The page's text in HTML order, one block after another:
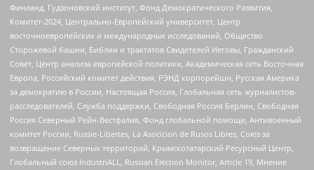
Финланд, Гудзоновский институт, Фонд Демократического Развития,
Комитет-2024, Центрально-Европейский университет, Центр
восточноевропейских и международных исследований, Общество
Сторожевой башни, Библии и трактатов Свидетелей Иеговы, Гражданский
Совет, Центр анализа европейской политики, Академическая сеть Восточная
Европа, Российский комитет действия, РЭНД корпорейшн, Русская Америка
за демократию в России, Настоящая Россия, Глобальная сеть журналистов-
расследователей, Служба поддержки, Свободная Россия Берлин, Свободная
Россия Северный Рейн-Вестфалия, Фонд глобальной помощи, Антивоенный
комитет России, Russie-Libertes, La Asocicion de Rusos Libres, Союз за
возвращение Северных территорий, Крымскотатарский Ресурсный Центр,
Глобальный союз IndustriALL, Russian Election Monitor, Article 19, Мнение